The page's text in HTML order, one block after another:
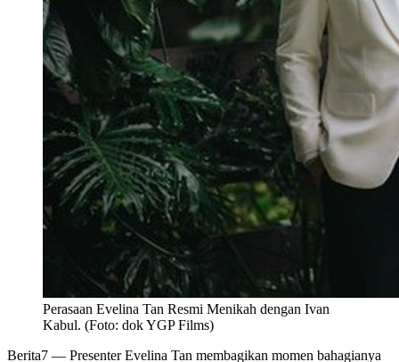
Perasaan Evelina Tan Resmi Menikah dengan Ivan
Kabul. (Foto: dok YGP Films)
Berita7 — Presenter Evelina Tan membagikan momen bahagianya